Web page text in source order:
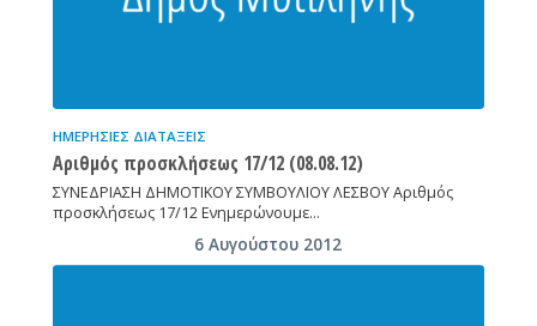
ΗΜΕΡΉΣΙΕΣ ΔΙΑΤΆΞΕΙΣ
Αριθμός προσκλήσεως 17/12 (08.08.12)
ΣΥΝΕΔΡΙΑΣΗ ΔΗΜΟΤΙΚΟΥ ΣΥΜΒΟΥΛΙΟΥ ΛΕΣΒΟΥ Αριθμός
προσκλήσεως 17/12 Ενημερώνουμε…
6 Αυγούστου 2012